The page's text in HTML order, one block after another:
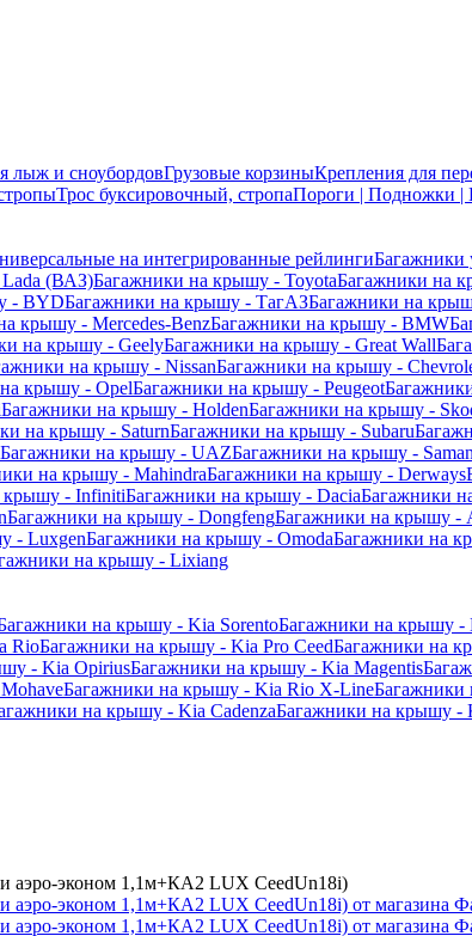
лыж и сноубордовГрузовые корзиныКрепления для
Трос буксировочный, стропаПороги | Подножки |
на интегрированные рейлингиБагажники
(ВАЗ)Багажники на крышу - ToyotaБагажники на
- BYDБагажники на крышу - ТагАЗБагажники на
крышу - Mercedes-BenzБагажники на крышу - BMW
на крышу - GeelyБагажники на крышу - Great Wall
на крышу - NissanБагажники на крышу -
крышу - OpelБагажники на крышу - Peugeot
Багажники на крышу - HoldenБагажники на крышу -
на крышу - SaturnБагажники на крышу - Subaru
Багажники на крышу - UAZБагажники на крышу -
на крышу - MahindraБагажники на крышу - Derways
крышу - InfinitiБагажники на крышу - DaciaБагажники
Багажники на крышу - DongfengБагажники на крышу -
- LuxgenБагажники на крышу - OmodaБагажники на
на крышу - Lixiang
на крышу - Kia SorentoБагажники на крышу -
RioБагажники на крышу - Kia Pro CeedБагажники на
- Kia OpiriusБагажники на крышу - Kia Magentis
Багажники на крышу - Kia Rio X-LineБагажники
на крышу - Kia CadenzaБагажники на крышу -
аэро-эконом 1,1м+КА2 LUX CeedUn18i)